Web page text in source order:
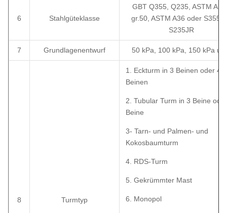
6 Stahlgüteklasse
GBT Q355, Q235, ASTM
gr.50, ASTM A36 oder
S235JR
7 Grundlagenentwurf 50 kPa, 100 kPa, 150 kPa
8 Turmtyp
1. Eckturm in 3 Beinen oder 4
Beinen
2. Tubular Turm in 3 Beine
Beine
3- Tarn- und Palmen- und
Kokosbaumturm
4. RDS-Turm
5. Gekrümmter Mast
6. Monopol